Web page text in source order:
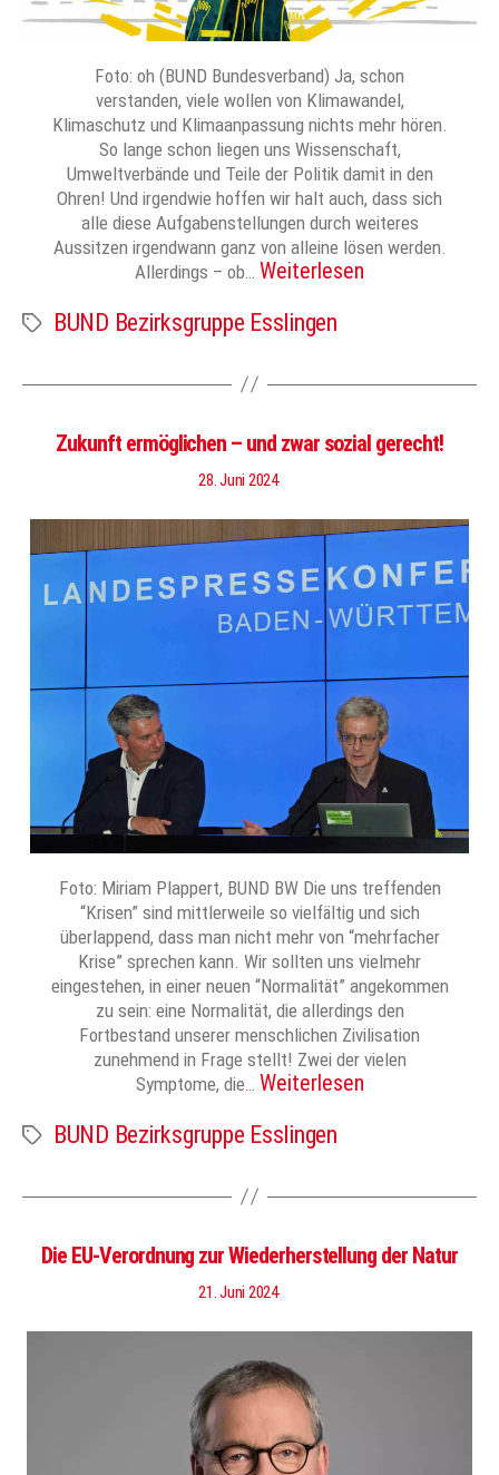
Foto: oh (BUND Bundesverband) Ja, schon
verstanden, viele wollen von Klimawandel,
Klimaschutz und Klimaanpassung nichts mehr hören.
So lange schon liegen uns Wissenschaft,
Umweltverbände und Teile der Politik damit in den
Ohren! Und irgendwie hoffen wir halt auch, dass sich
alle diese Aufgabenstellungen durch weiteres
Aussitzen irgendwann ganz von alleine lösen werden.
Allerdings – ob… Weiterlesen
Schlagwörter
BUND Bezirksgruppe Esslingen
Zukunft ermöglichen – und zwar sozial gerecht!
28. Juni 2024
Foto: Miriam Plappert, BUND BW Die uns treffenden
“Krisen” sind mittlerweile so vielfältig und sich
überlappend, dass man nicht mehr von “mehrfacher
Krise” sprechen kann. Wir sollten uns vielmehr
eingestehen, in einer neuen “Normalität” angekommen
zu sein: eine Normalität, die allerdings den
Fortbestand unserer menschlichen Zivilisation
zunehmend in Frage stellt! Zwei der vielen
Symptome, die… Weiterlesen
Schlagwörter
BUND Bezirksgruppe Esslingen
Die EU-Verordnung zur Wiederherstellung der Natur
21. Juni 2024